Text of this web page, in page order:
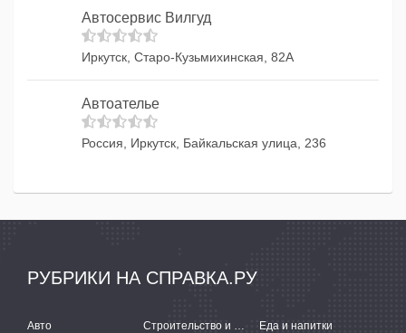
Автосервис Вилгуд
Иркутск, Старо-Кузьмихинская, 82А
Автоателье
Россия, Иркутск, Байкальская улица, 236
РУБРИКИ НА СПРАВКА.РУ
Авто Строительство и ремонт
Еда и напитки